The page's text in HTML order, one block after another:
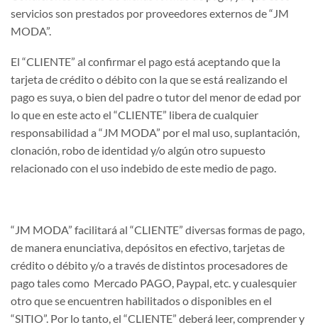
servicios son prestados por proveedores externos de “JM
MODA”.
El “CLIENTE” al confirmar el pago está aceptando que la
tarjeta de crédito o débito con la que se está realizando el
pago es suya, o bien del padre o tutor del menor de edad por
lo que en este acto el “CLIENTE” libera de cualquier
responsabilidad a “JM MODA” por el mal uso, suplantación,
clonación, robo de identidad y/o algún otro supuesto
relacionado con el uso indebido de este medio de pago.
“JM MODA” facilitará al “CLIENTE” diversas formas de pago,
de manera enunciativa, depósitos en efectivo, tarjetas de
crédito o débito y/o a través de distintos procesadores de
pago tales como Mercado PAGO, Paypal, etc. y cualesquier
otro que se encuentren habilitados o disponibles en el
“SITIO”. Por lo tanto, el “CLIENTE” deberá leer, comprender y